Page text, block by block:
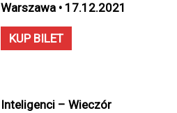
Warszawa • 17.12.2021
KUP BILET
Inteligenci – Wieczór